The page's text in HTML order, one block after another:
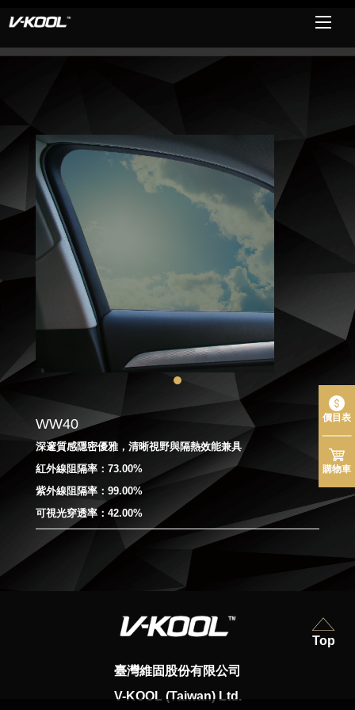
WW40
深邃質感隱密優雅，清晰視野與隔熱效能兼具
紅外線阻隔率：73.00%
紫外線阻隔率：99.00%
可視光穿透率：42.00%
臺灣維固股份有限公司
V-KOOL (Taiwan) Ltd.
Top
價目表
購物車